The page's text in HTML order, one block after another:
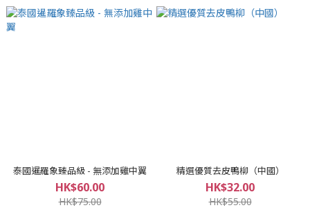
泰國暹羅象臻品級 - 無添加雞中翼
HK$60.00
HK$75.00
精選優質去皮鴨柳（中國）
HK$32.00
HK$55.00